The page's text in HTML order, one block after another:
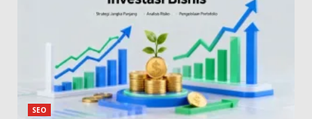
SEO